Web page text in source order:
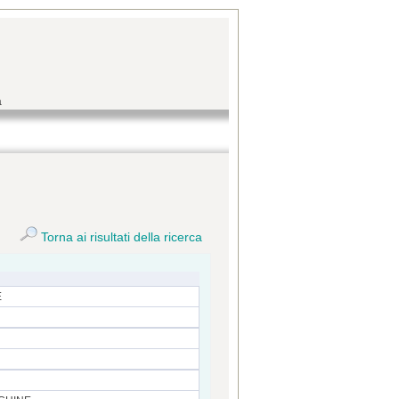
Torna ai risultati della ricerca